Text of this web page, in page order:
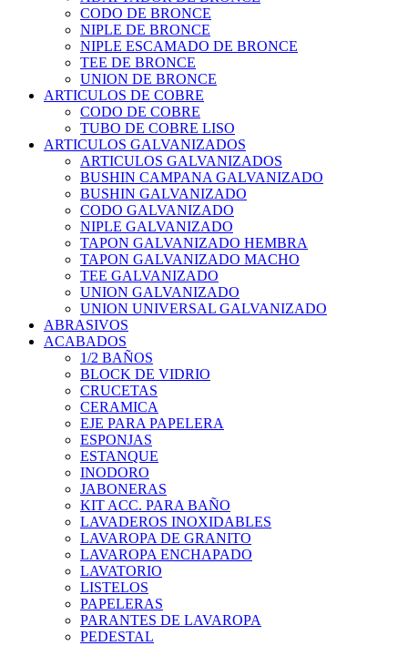
CODO DE BRONCE
NIPLE DE BRONCE
NIPLE ESCAMADO DE BRONCE
TEE DE BRONCE
UNION DE BRONCE
ARTICULOS DE COBRE
CODO DE COBRE
TUBO DE COBRE LISO
ARTICULOS GALVANIZADOS
ARTICULOS GALVANIZADOS
BUSHIN CAMPANA GALVANIZADO
BUSHIN GALVANIZADO
CODO GALVANIZADO
NIPLE GALVANIZADO
TAPON GALVANIZADO HEMBRA
TAPON GALVANIZADO MACHO
TEE GALVANIZADO
UNION GALVANIZADO
UNION UNIVERSAL GALVANIZADO
ABRASIVOS
ACABADOS
1/2 BAÑOS
BLOCK DE VIDRIO
CRUCETAS
CERAMICA
EJE PARA PAPELERA
ESPONJAS
ESTANQUE
INODORO
JABONERAS
KIT ACC. PARA BAÑO
LAVADEROS INOXIDABLES
LAVAROPA DE GRANITO
LAVAROPA ENCHAPADO
LAVATORIO
LISTELOS
PAPELERAS
PARANTES DE LAVAROPA
PEDESTAL